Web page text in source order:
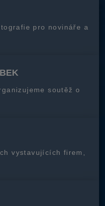
pro novináře a
soutěž o
vystavujících firem,